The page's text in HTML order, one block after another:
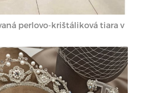
perlovo-krištáliková tiara v